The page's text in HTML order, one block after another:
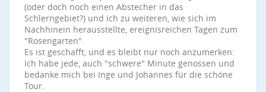
(oder doch noch einen Abstecher in das
Schlerngebiet?) und ich zu weiteren, wie sich im
Nachhinein herausstellte, ereignisreichen Tagen zum
"Rosengarten".
Es ist geschafft, und es bleibt nur noch anzumerken:
Ich habe jede, auch "schwere" Minute genossen und
bedanke mich bei Inge und Johannes für die schöne
Tour.